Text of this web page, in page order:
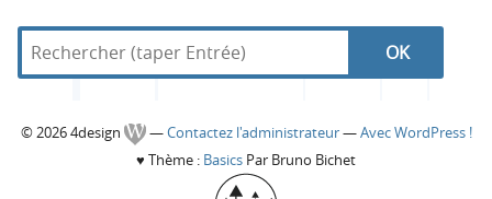
N
R
R
e
d
4
C
© 2026 4design —Contactez l'administrateur—Avec WordPress !
♥ Thème : Basics Par Bruno Bichet